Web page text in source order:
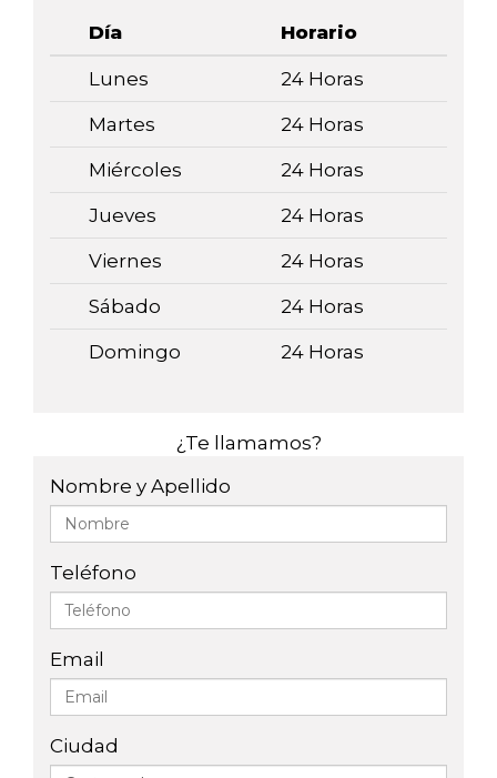
Día Horario
Lunes 24 Horas
Martes 24 Horas
Miércoles 24 Horas
Jueves 24 Horas
Viernes 24 Horas
Sábado 24 Horas
Domingo 24 Horas
¿Te llamamos?
Nombre y Apellido
Teléfono
Email
Ciudad